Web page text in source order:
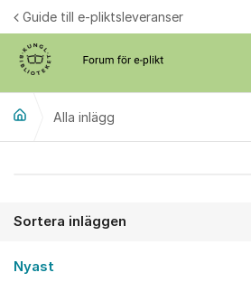
Hoppa till innehåll
Guide till e-pliktsleveranser
Alla inlägg
Sortera inläggen
Nyast